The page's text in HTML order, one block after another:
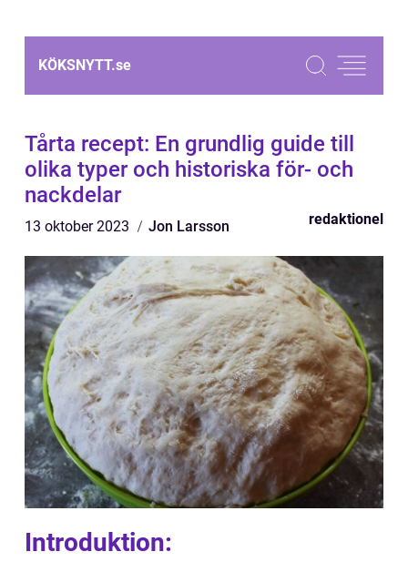
KÖKSNYTT.se
Tårta recept: En grundlig guide till
olika typer och historiska för- och
nackdelar
13 oktober 2023 Jon Larsson redaktionel
Introduktion: